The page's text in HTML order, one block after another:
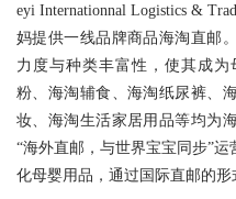
eyi Internationnal Logistics &
妈提供一线品牌商品海淘直邮
力度与种类丰富性，使其成
粉、海淘辅食、海淘纸尿裤、
妆、海淘生活家居用品等均为
“海外直邮，与世界宝宝同步”
化母婴用品，通过国际直邮的形